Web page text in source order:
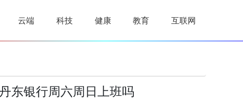
云端 科技 健康 教育 互联网
东银行周六周日上班吗